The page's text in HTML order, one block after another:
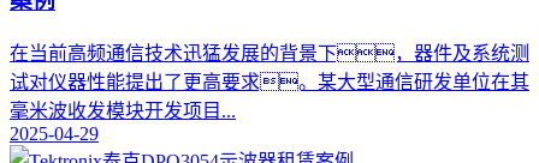
在当前高频通信技术迅猛发展的背景下，器件及系统测
试对仪器性能提出了更高要求。某大型通信研发单位在其
毫米波收发模块开发项目...
2025-04-29